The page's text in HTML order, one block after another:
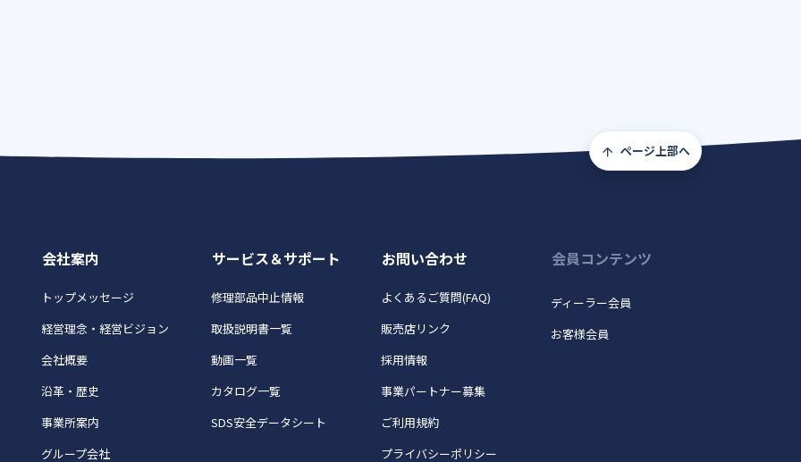
ページ上部へ
会社案内
トップメッセージ
経営理念・経営ビジョン
会社概要
沿革・歴史
事業所案内
グループ会社
サービス＆サポート
修理部品中止情報
取扱説明書一覧
動画一覧
カタログ一覧
SDS安全データシート
お問い合わせ
よくあるご質問(FAQ)
販売店リンク
採用情報
事業パートナー募集
ご利用規約
プライバシーポリシー
会員コンテンツ
ディーラー会員
お客様会員